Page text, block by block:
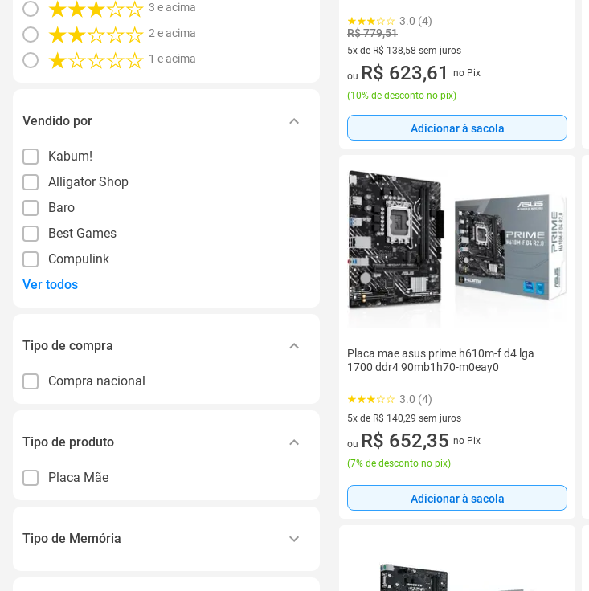
3 e acima
2 e acima
1 e acima
Vendido por
Kabum!
Alligator Shop
Baro
Best Games
Compulink
Ver todos
Tipo de compra
Compra nacional
Tipo de produto
Placa Mãe
Tipo de Memória
3.0 (4)
R$ 779,51
5x de R$ 138,58 sem juros
5 vez de R$ 138,58 sem juros
ou R$ 623,61
no Pix
(10% de desconto no pix)
Adicionar à sacola
Placa mae asus prime h610m-f d4 lga
1700 ddr4 90mb1h70-m0eay0
3.0 (4)
5x de R$ 140,29 sem juros
5 vez de R$ 140,29 sem juros
ou R$ 652,35 no Pix
(7% de desconto no pix)
Adicionar à sacola